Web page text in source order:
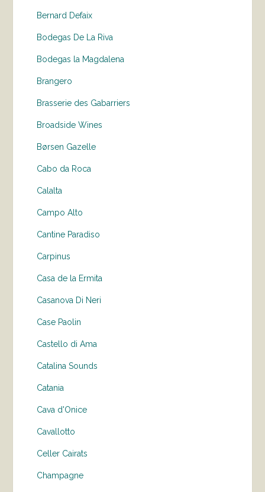
Bernard Defaix
Bodegas De La Riva
Bodegas la Magdalena
Brangero
Brasserie des Gabarriers
Broadside Wines
Børsen Gazelle
Cabo da Roca
Calalta
Campo Alto
Cantine Paradiso
Carpinus
Casa de la Ermita
Casanova Di Neri
Case Paolin
Castello di Ama
Catalina Sounds
Catania
Cava d'Onice
Cavallotto
Celler Cairats
Champagne